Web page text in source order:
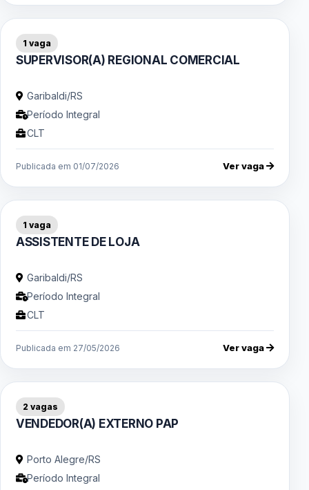
1 vaga
SUPERVISOR(A) REGIONAL COMERCIAL
Garibaldi/RS
Período Integral
CLT
Publicada em 01/07/2026 Ver vaga
1 vaga
ASSISTENTE DE LOJA
Garibaldi/RS
Período Integral
CLT
Publicada em 27/05/2026 Ver vaga
2 vagas
VENDEDOR(A) EXTERNO PAP
Porto Alegre/RS
Período Integral